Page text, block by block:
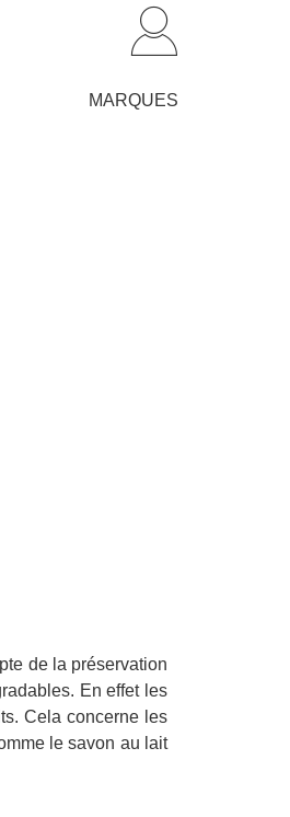
MARQUES
de la préservation
En effet les
Cela concerne les
le savon au lait